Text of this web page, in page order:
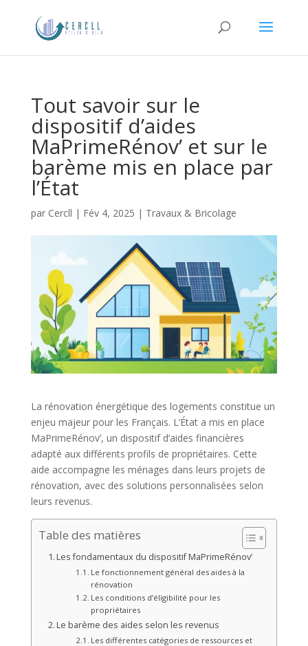
Tout savoir sur le
dispositif d’aides
MaPrimeRénov’ et sur le
barème mis en place par
l’État
par Cercll | Fév 4, 2025 | Travaux & Bricolage
La rénovation énergétique des logements constitue un
enjeu majeur pour les Français. L’État a mis en place
MaPrimeRénov’, un dispositif d’aides financières
adapté aux différents profils de propriétaires. Cette
aide accompagne les ménages dans leurs projets de
rénovation, avec des solutions personnalisées selon
leurs revenus.
Table des matières
Les fondamentaux du dispositif MaPrimeRénov’
Le fonctionnement général des aides à la
rénovation
Les conditions d’éligibilité pour les
propriétaires
Le barème des aides selon les revenus
Les différentes catégories de ressources et